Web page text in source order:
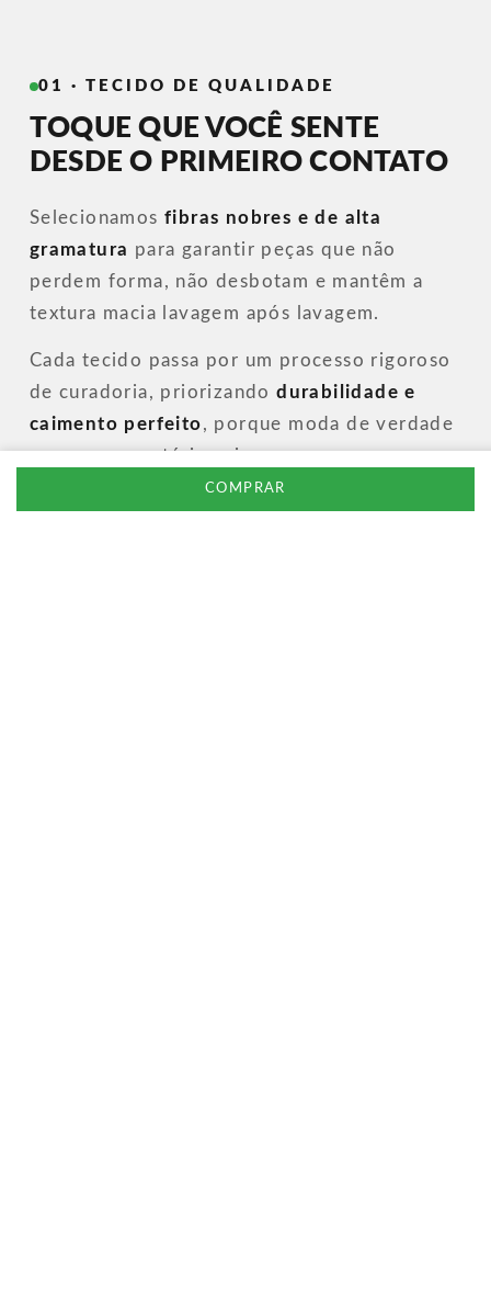
COMPRAR
01 · TECIDO DE QUALIDADE
TOQUE QUE VOCÊ SENTE
DESDE O PRIMEIRO CONTATO
Selecionamosfibras nobres e de alta
gramatura para garantir peças que não
perdem forma, não desbotam e mantêm a
textura macia lavagem após lavagem.
Cada tecido passa por um processo rigoroso
de curadoria, priorizandodurabilidade e
caimento perfeito, porque moda de verdade
começa na matéria-prima.